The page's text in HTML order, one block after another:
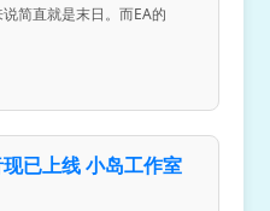
简直就是末日。而EA的
已上线 小岛工作室